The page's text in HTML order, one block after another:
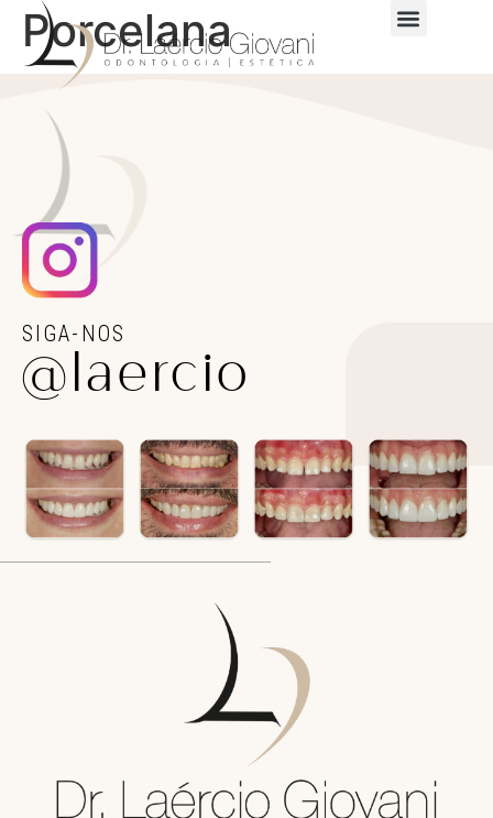
Porcelana
SIGA-NOS
@laercio